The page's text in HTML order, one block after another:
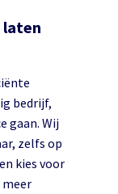
laten
bedrijf,
gaan. Wij
zelfs op
kies voor
meer